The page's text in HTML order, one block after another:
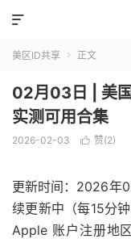

美区ID共享  正文
02月03日 | 美
实测可用合集
2026-02-03  赞(2)
更新时间：2026年
续更新中（每15分
Apple 账户注册地